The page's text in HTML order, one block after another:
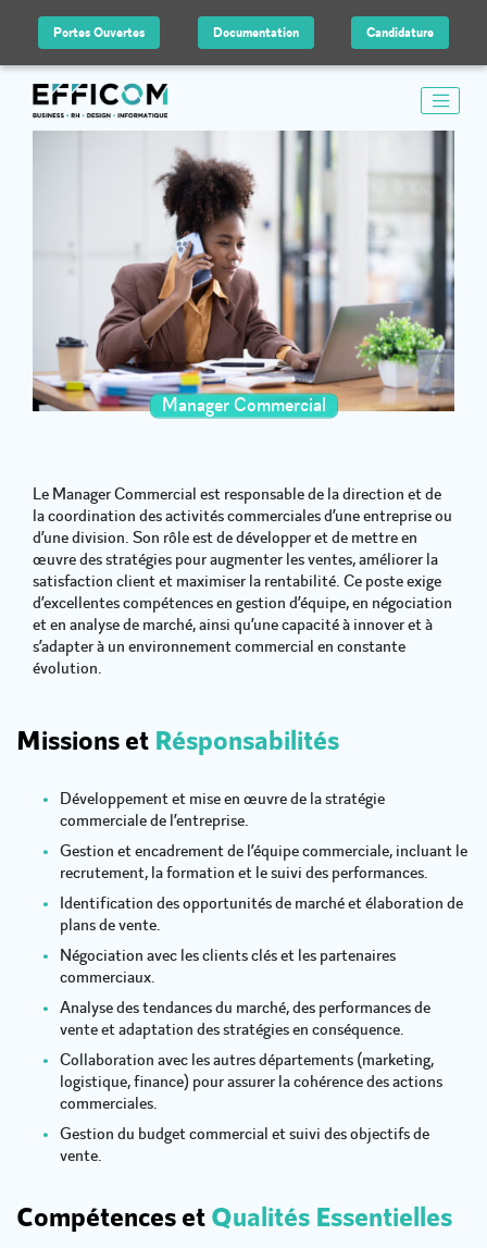
Portes Ouvertes Documentation Candidature
Manager Commercial
Le Manager Commercial est responsable de la direction et de
la coordination des activités commerciales d’une entreprise ou
d’une division. Son rôle est de développer et de mettre en
œuvre des stratégies pour augmenter les ventes, améliorer la
satisfaction client et maximiser la rentabilité. Ce poste exige
d’excellentes compétences en gestion d’équipe, en négociation
et en analyse de marché, ainsi qu’une capacité à innover et à
s’adapter à un environnement commercial en constante
évolution.
Missions et Résponsabilités
Développement et mise en œuvre de la stratégie
commerciale de l’entreprise.
Gestion et encadrement de l’équipe commerciale, incluant le
recrutement, la formation et le suivi des performances.
Identification des opportunités de marché et élaboration de
plans de vente.
Négociation avec les clients clés et les partenaires
commerciaux.
Analyse des tendances du marché, des performances de
vente et adaptation des stratégies en conséquence.
Collaboration avec les autres départements (marketing,
logistique, finance) pour assurer la cohérence des actions
commerciales.
Gestion du budget commercial et suivi des objectifs de
vente.
Compétences et Qualités Essentielles